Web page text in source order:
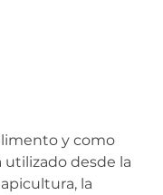
y como
utilizado desde la
la